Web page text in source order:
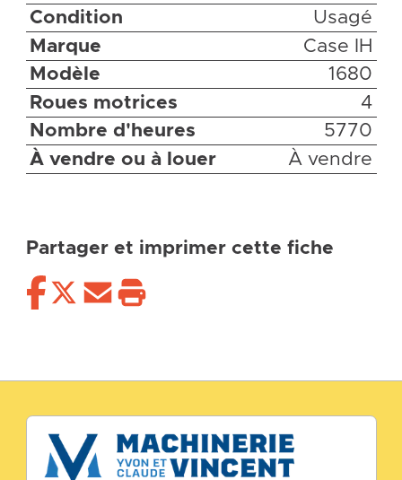
Condition
Usagé
Marque
Case IH
Modèle
1680
Roues motrices
4
Nombre d'heures
5770
À vendre ou à louer
À vendre
Partager et imprimer cette fiche